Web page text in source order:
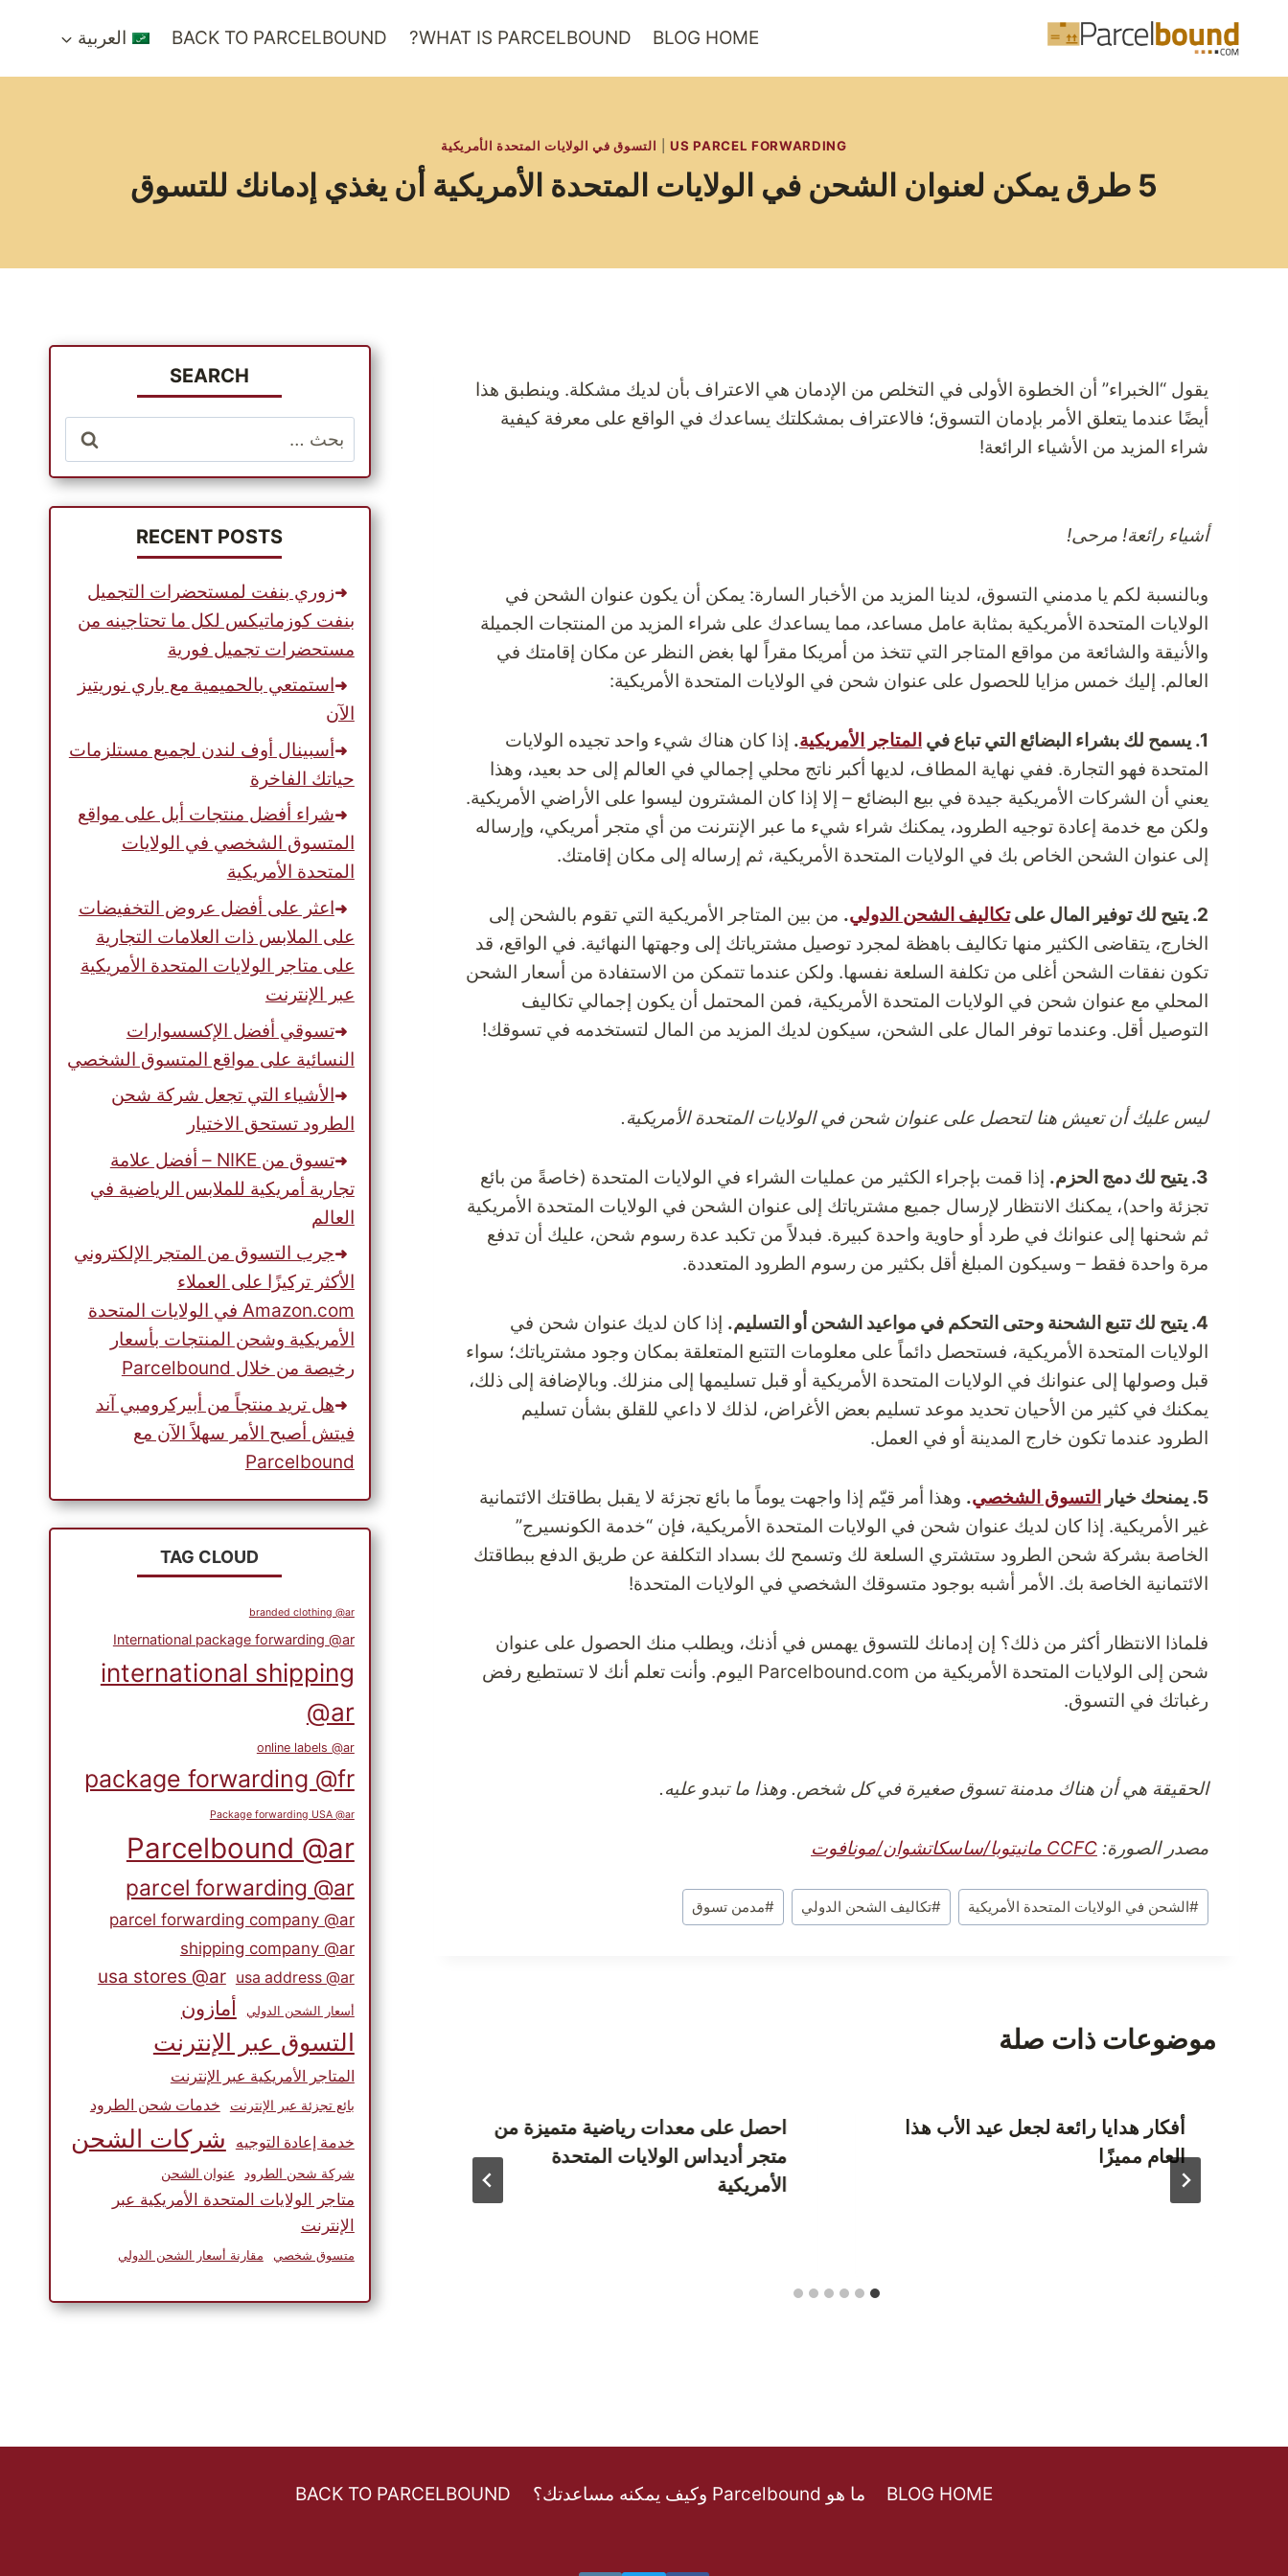
BLOG HOME
WHAT IS PARCELBOUND?
BACK TO PARCELBOUND العربية
US PARCEL FORWARDING
| التسوق في الولايات المتحدة الأمريكية
5 طرق يمكن لعنوان الشحن في الولايات المتحدة الأمريكية أن يغذي إدمانك للتسوق
يقول “الخبراء” أن الخطوة الأولى في التخلص من الإدمان هي الاعتراف بأن لديك مشكلة. وينطبق هذا
أيضًا عندما يتعلق الأمر بإدمان التسوق؛ فالاعتراف بمشكلتك يساعدك في الواقع على معرفة كيفية
شراء المزيد من الأشياء الرائعة!
أشياء رائعة! مرحى!
وبالنسبة لكم يا مدمني التسوق، لدينا المزيد من الأخبار السارة: يمكن أن يكون عنوان الشحن في
الولايات المتحدة الأمريكية بمثابة عامل مساعد، مما يساعدك على شراء المزيد من المنتجات الجميلة
والأنيقة والشائعة من مواقع المتاجر التي تتخذ من أمريكا مقراً لها بغض النظر عن مكان إقامتك في
العالم. إليك خمس مزايا للحصول على عنوان شحن في الولايات المتحدة الأمريكية:
1. يسمح لك بشراء البضائع التي تباع في المتاجر الأمريكية. إذا كان هناك شيء واحد تجيده الولايات
المتحدة فهو التجارة. ففي نهاية المطاف، لديها أكبر ناتج محلي إجمالي في العالم إلى حد بعيد، وهذا
يعني أن الشركات الأمريكية جيدة في بيع البضائع – إلا إذا كان المشترون ليسوا على الأراضي الأمريكية.
ولكن مع خدمة إعادة توجيه الطرود، يمكنك شراء شيء ما عبر الإنترنت من أي متجر أمريكي، وإرساله
إلى عنوان الشحن الخاص بك في الولايات المتحدة الأمريكية، ثم إرساله إلى مكان إقامتك.
2. يتيح لك توفير المال على تكاليف الشحن الدولي. من بين المتاجر الأمريكية التي تقوم بالشحن إلى
الخارج، يتقاضى الكثير منها تكاليف باهظة لمجرد توصيل مشترياتك إلى وجهتها النهائية. في الواقع، قد
تكون نفقات الشحن أغلى من تكلفة السلعة نفسها. ولكن عندما تتمكن من الاستفادة من أسعار الشحن
المحلي مع عنوان شحن في الولايات المتحدة الأمريكية، فمن المحتمل أن يكون إجمالي تكاليف
التوصيل أقل. وعندما توفر المال على الشحن، سيكون لديك المزيد من المال لتستخدمه في تسوقك!
ليس عليك أن تعيش هنا لتحصل على عنوان شحن في الولايات المتحدة الأمريكية.
3. يتيح لك دمج الحزم.
إذا قمت بإجراء الكثير من عمليات الشراء في الولايات المتحدة (خاصةً من بائع
تجزئة واحد)، يمكنك الانتظار لإرسال جميع مشترياتك إلى عنوان الشحن في الولايات المتحدة الأمريكية
ثم شحنها إلى عنوانك في طرد أو حاوية واحدة كبيرة. فبدلاً من تكبد عدة رسوم شحن، عليك أن تدفع
مرة واحدة فقط – وسيكون المبلغ أقل بكثير من رسوم الطرود المتعددة.
4. يتيح لك تتبع الشحنة وحتى التحكم في مواعيد الشحن أو التسليم.
إذا كان لديك عنوان شحن في
الولايات المتحدة الأمريكية، فستحصل دائماً على معلومات التتبع المتعلقة بمكان وجود مشترياتك؛ سواء
قبل وصولها إلى عنوانك في الولايات المتحدة الأمريكية أو قبل تسليمها إلى منزلك. وبالإضافة إلى ذلك،
يمكنك في كثير من الأحيان تحديد موعد تسليم بعض الأغراض، لذلك لا داعي للقلق بشأن تسليم
الطرود عندما تكون خارج المدينة أو في العمل.
5. يمنحك خيار التسوق الشخصي. وهذا أمر قيّم إذا واجهت يوماً ما بائع تجزئة لا يقبل بطاقتك الائتمانية
غير الأمريكية. إذا كان لديك عنوان شحن في الولايات المتحدة الأمريكية، فإن “خدمة الكونسيرج”
الخاصة بشركة شحن الطرود ستشتري السلعة لك وتسمح لك بسداد التكلفة عن طريق الدفع ببطاقتك
الائتمانية الخاصة بك. الأمر أشبه بوجود متسوقك الشخصي في الولايات المتحدة!
فلماذا الانتظار أكثر من ذلك؟ إن إدمانك للتسوق يهمس في أذنك، ويطلب منك الحصول على عنوان
شحن إلى الولايات المتحدة الأمريكية من Parcelbound.com اليوم. وأنت تعلم أنك لا تستطيع رفض
رغباتك في التسوق.
الحقيقة هي أن هناك مدمنة تسوق صغيرة في كل شخص. وهذا ما تبدو عليه.
مصدر الصورة:CCFC مانيتوبا/ساسكاتشوان/مونافوت
وسوم
المقال:
#الشحن في الولايات المتحدة الأمريكية #تكاليف الشحن الدولي #مدمن تسوق
موضوعات ذات صلة
أفكار هدايا رائعة لجعل عيد الأب هذا
العام مميزًا
احصل على معدات رياضية متميزة من
متجر أديداس الولايات المتحدة
الأمريكية
أشياء مهمة يجب مراعاتها عند التسوق
عبر الإنترنت في الولايات المتحدة
الأمريكية
SEARCH
عن:
RECENT POSTS
زوري بنفت لمستحضرات التجميل
بنفت كوزماتيكس لكل ما تحتاجينه من
مستحضرات تجميل فورية
استمتعي بالحميمية مع باري نوريتيز
الآن
أسبينال أوف لندن لجميع مستلزمات
حياتك الفاخرة
شراء أفضل منتجات أبل على مواقع
المتسوق الشخصي في الولايات
المتحدة الأمريكية
اعثر على أفضل عروض التخفيضات
على الملابس ذات العلامات التجارية
على متاجر الولايات المتحدة الأمريكية
عبر الإنترنت
تسوقي أفضل الإكسسوارات
النسائية على مواقع المتسوق الشخصي
الأشياء التي تجعل شركة شحن
الطرود تستحق الاختيار
تسوق من NIKE – أفضل علامة
تجارية أمريكية للملابس الرياضية في
العالم
جرب التسوق من المتجر الإلكتروني
الأكثر تركيزًا على العملاء
Amazon.com في الولايات المتحدة
الأمريكية وشحن المنتجات بأسعار
رخيصة من خلال Parcelbound
هل تريد منتجاً من أبيركرومبي آند
فيتش أصبح الأمر سهلاً الآن مع
Parcelbound
TAG CLOUD
branded clothing @ar
International package forwarding @ar
international shipping
@ar
online labels @ar
package forwarding @fr
Package forwarding USA @ar
Parcelbound @ar
parcel forwarding @ar
parcel forwarding company @ar
shipping company @ar
usa address @ar
usa stores @ar
أسعار الشحن الدولي أمازون
التسوق عبر الإنترنت
المتاجر الأمريكية عبر الإنترنت
بائع تجزئة عبر الإنترنت خدمات شحن الطرود
خدمة إعادة التوجيه شركات الشحن
شركة شحن الطرود عنوان الشحن
متاجر الولايات المتحدة الأمريكية عبر
الإنترنت
متسوق شخصي مقارنة أسعار الشحن الدولي
BLOG HOME ما هو Parcelbound وكيف يمكنه مساعدتك؟ BACK TO PARCELBOUND